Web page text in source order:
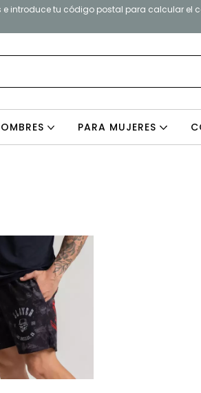
e introduce tu código postal para calcular el
PARA MUJERES